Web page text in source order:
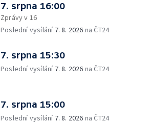
7. srpna 16:00
Zprávy v 16
Poslední vysílání 7. 8. 2026 na ČT24
7. srpna 15:30
Poslední vysílání 7. 8. 2026 na ČT24
7. srpna 15:00
Poslední vysílání 7. 8. 2026 na ČT24